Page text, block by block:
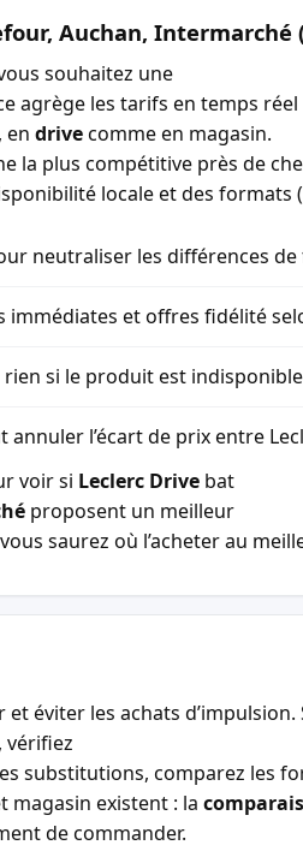
Auchan, Intermarché
souhaitez une
agrège les tarifs en temps
, en drivecomme en magasin.
la plus compétitive près de
locale et des formats
neutraliser les différences
immédiates et offres fidélité
si le produit est
annuler l’écart de prix entre
voir si Leclerc Drive bat
proposent un meilleur
saurez où l’acheter au
éviter les achats d’impulsion.
, vérifiez
substitutions, comparez les
magasin existent : la
de commander.